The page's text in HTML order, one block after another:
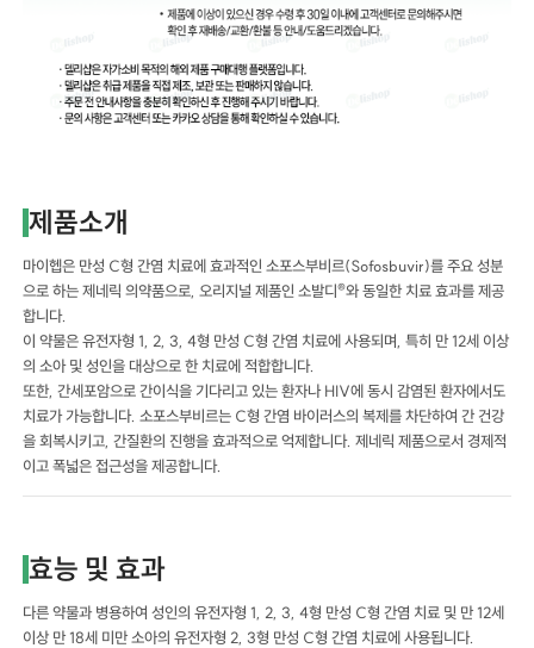
제품소개
마이헵은 만성 C형 간염 치료에 효과적인 소포스부비르(Sofosbuvir)를 주요 성분
으로 하는 제네릭 의약품으로, 오리지널 제품인 소발디®와 동일한 치료 효과를 제공
합니다.
이 약물은 유전자형 1, 2, 3, 4형 만성 C형 간염 치료에 사용되며, 특히 만 12세 이상
의 소아 및 성인을 대상으로 한 치료에 적합합니다.
또한, 간세포암으로 간이식을 기다리고 있는 환자나 HIV에 동시 감염된 환자에서도
치료가 가능합니다. 소포스부비르는 C형 간염 바이러스의 복제를 차단하여 간 건강
을 회복시키고, 간질환의 진행을 효과적으로 억제합니다. 제네릭 제품으로서 경제적
이고 폭넓은 접근성을 제공합니다.
효능 및 효과
다른 약물과 병용하여 성인의 유전자형 1, 2, 3, 4형 만성 C형 간염 치료 및 만 12세
이상 만 18세 미만 소아의 유전자형 2, 3형 만성 C형 간염 치료에 사용됩니다.